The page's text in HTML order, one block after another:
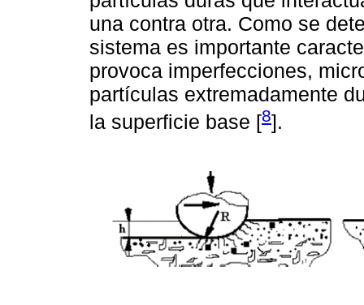
una contra otra. Como se
sistema es importante
provoca imperfecciones,
partículas extremadamente
la superficie base [8].